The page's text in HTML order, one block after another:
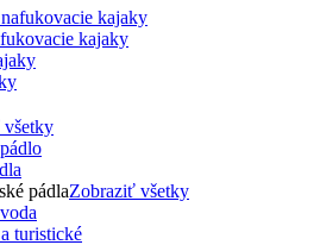
kajaky
pádlaZobraziť všetky
turistické